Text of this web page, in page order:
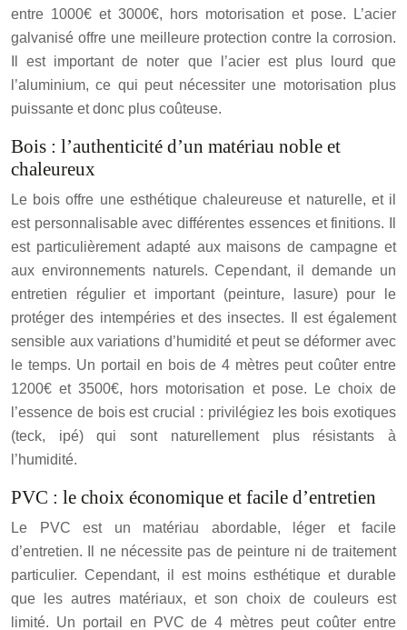
entre 1000€ et 3000€, hors motorisation et pose. L’acier
galvanisé offre une meilleure protection contre la corrosion.
Il est important de noter que l’acier est plus lourd que
l’aluminium, ce qui peut nécessiter une motorisation plus
puissante et donc plus coûteuse.
Bois : l’authenticité d’un matériau noble et
chaleureux
Le bois offre une esthétique chaleureuse et naturelle, et il
est personnalisable avec différentes essences et finitions. Il
est particulièrement adapté aux maisons de campagne et
aux environnements naturels. Cependant, il demande un
entretien régulier et important (peinture, lasure) pour le
protéger des intempéries et des insectes. Il est également
sensible aux variations d’humidité et peut se déformer avec
le temps. Un portail en bois de 4 mètres peut coûter entre
1200€ et 3500€, hors motorisation et pose. Le choix de
l’essence de bois est crucial : privilégiez les bois exotiques
(teck, ipé) qui sont naturellement plus résistants à
l’humidité.
PVC : le choix économique et facile d’entretien
Le PVC est un matériau abordable, léger et facile
d’entretien. Il ne nécessite pas de peinture ni de traitement
particulier. Cependant, il est moins esthétique et durable
que les autres matériaux, et son choix de couleurs est
limité. Un portail en PVC de 4 mètres peut coûter entre